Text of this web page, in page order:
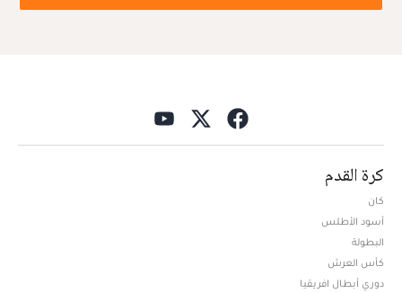
كرة القدم
كان
أسود الأطلس
البطولة
كأس العرش
دوري أبطال افريقيا